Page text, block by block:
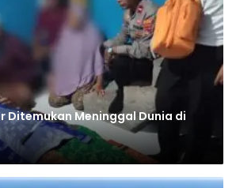
Ditemukan Meninggal Dunia di